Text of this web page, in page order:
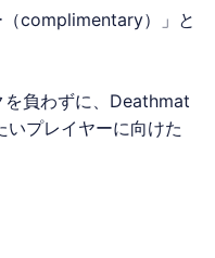
complimentary）」と
を負わずに、Deathmat
プレイヤーに向けた